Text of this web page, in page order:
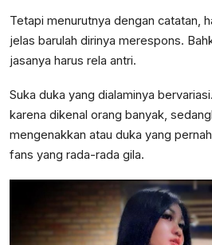
Tetapi menurutnya dengan catatan,
jelas barulah dirinya merespons.
jasanya harus rela antri.
Suka duka yang dialaminya
karena dikenal orang banyak,
mengenakkan atau duka yang
fans yang rada-rada gila.